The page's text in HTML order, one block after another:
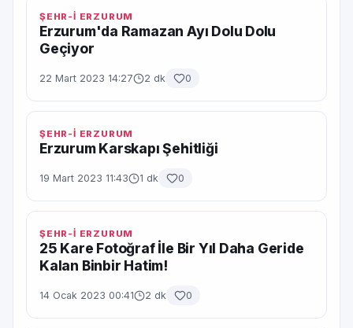
ŞEHR-İ ERZURUM
Erzurum'da Ramazan Ayı Dolu Dolu
Geçiyor
22 Mart 2023 14:27 2 dk 0
ŞEHR-İ ERZURUM
Erzurum Karskapı Şehitliği
19 Mart 2023 11:43 1 dk 0
ŞEHR-İ ERZURUM
25 Kare Fotoğraf İle Bir Yıl Daha Geride
Kalan Binbir Hatim!
14 Ocak 2023 00:41 2 dk 0